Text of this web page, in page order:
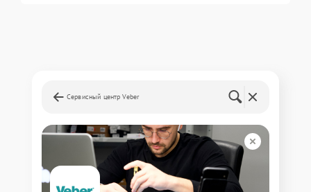
Сервисный центр Veber